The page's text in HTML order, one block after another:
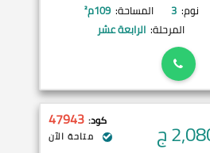
نوم: 3 المساحة: 109م²
المرحلة: الرابعة عشر
ج كود: 47943
متاحة الآن